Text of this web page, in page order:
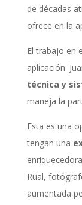
de décadas
ofrece en la
El trabajo en
aplicación.
técnica y
maneja la
Esta es una
tengan una
Rual,
aumentada